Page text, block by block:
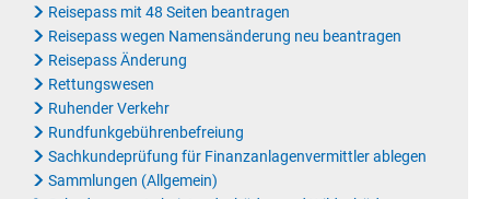
Reisepass mit 48 Seiten beantragen
Reisepass wegen Namensänderung neu beantragen
Reisepass Änderung
Rettungswesen
Ruhender Verkehr
Rundfunkgebührenbefreiung
Sachkundeprüfung für Finanzanlagenvermittler ablegen
Sammlungen (Allgemein)